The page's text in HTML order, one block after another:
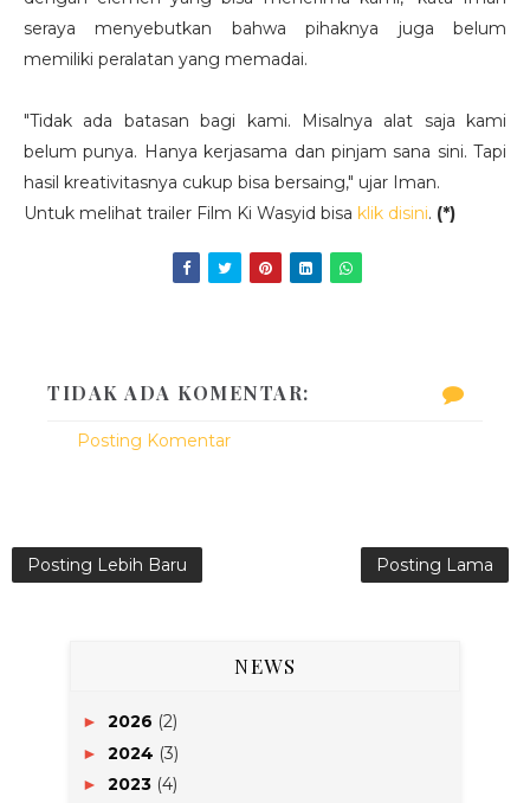
seraya menyebutkan bahwa pihaknya juga belum
memiliki peralatan yang memadai.
"Tidak ada batasan bagi kami. Misalnya alat saja kami
belum punya. Hanya kerjasama dan pinjam sana sini. Tapi
hasil kreativitasnya cukup bisa bersaing," ujar Iman.
Untuk melihat trailer Film Ki Wasyid bisa klik disini. (*)
TIDAK ADA KOMENTAR:
Posting Komentar
Posting Lebih Baru Posting Lama
NEWS
► 2026 (2)
► 2024 (3)
► 2023 (4)